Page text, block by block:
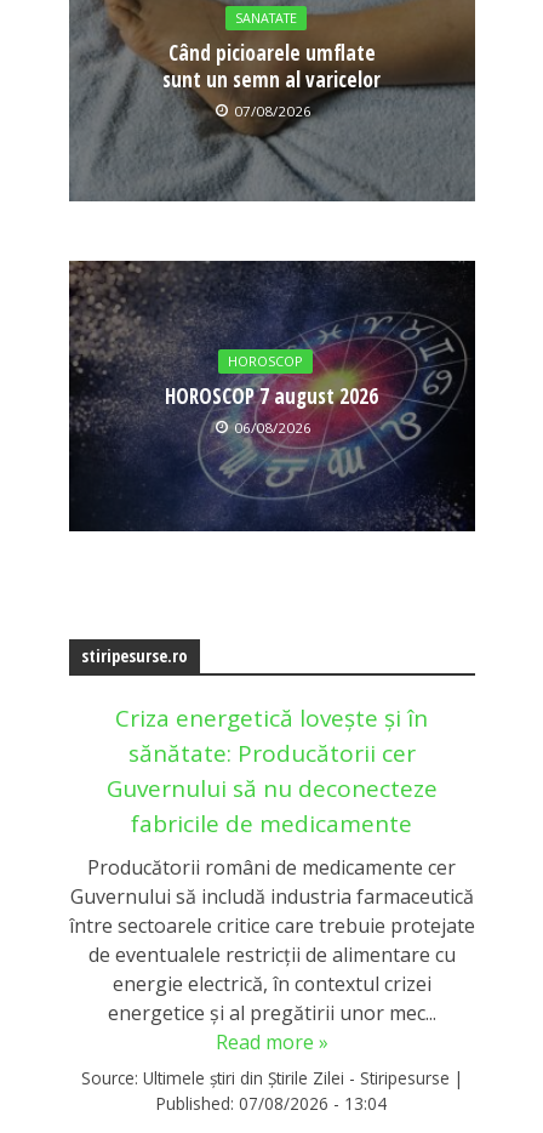
SANATATE
Când picioarele umflate
sunt un semn al varicelor
07/08/2026
HOROSCOP
HOROSCOP 7 august 2026
06/08/2026
stiripesurse.ro
Criza energetică lovește și în
sănătate: Producătorii cer
Guvernului să nu deconecteze
fabricile de medicamente
Producătorii români de medicamente cer
Guvernului să includă industria farmaceutică
între sectoarele critice care trebuie protejate
de eventualele restricții de alimentare cu
energie electrică, în contextul crizei
energetice și al pregătirii unor mec...
Read more »
Source: Ultimele știri din Știrile Zilei - Stiripesurse |
Published: 07/08/2026 - 13:04